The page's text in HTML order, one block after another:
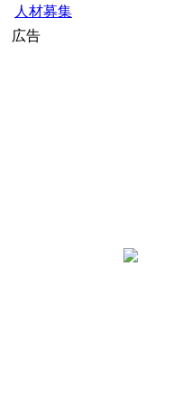
人材募集
広告